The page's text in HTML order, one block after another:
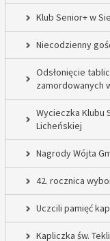
Klub Senior+ w
Niecodzienny
Odsłonięcie
zamordowanych
Wycieczka Klubu
Licheńskiej
Nagrody Wójta
42. rocznica
Uczcili pamięć
Kapliczka św.